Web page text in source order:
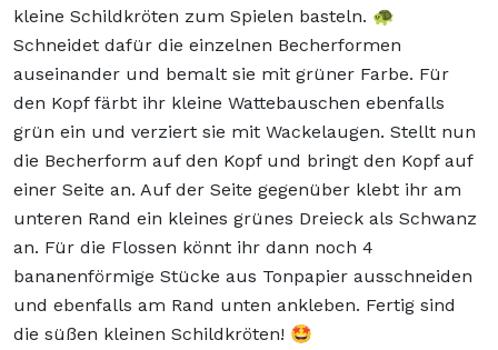
kleine Schildkröten zum Spielen basteln. 🐢
Schneidet dafür die einzelnen Becherformen
auseinander und bemalt sie mit grüner Farbe. Für
den Kopf färbt ihr kleine Wattebauschen ebenfalls
grün ein und verziert sie mit Wackelaugen. Stellt nun
die Becherform auf den Kopf und bringt den Kopf auf
einer Seite an. Auf der Seite gegenüber klebt ihr am
unteren Rand ein kleines grünes Dreieck als Schwanz
an. Für die Flossen könnt ihr dann noch 4
bananenförmige Stücke aus Tonpapier ausschneiden
und ebenfalls am Rand unten ankleben. Fertig sind
die süßen kleinen Schildkröten! 🤩